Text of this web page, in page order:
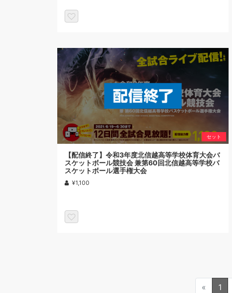
セット
【配信終了】令和3年度北信越高等学校体育大会バ
スケットボール競技会 兼第60回北信越高等学校バ
スケットボール選手権大会
¥1,100
« 1